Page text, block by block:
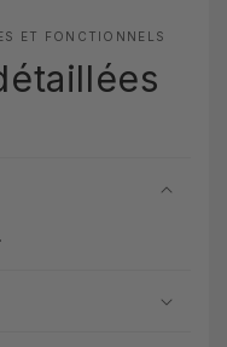
ET FONCTIONNELS